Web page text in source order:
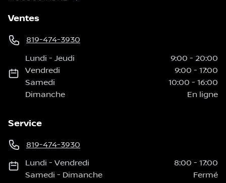
Ventes
819-474-3930
Lundi -Jeudi 9:00 - 20:00
Vendredi
9:00 - 17:00
Samedi
10:00 - 16:00
Dimanche
En ligne
Service
819-474-3930
Lundi -Vendredi 8:00 - 17:00
Samedi - Dimanche Fermé